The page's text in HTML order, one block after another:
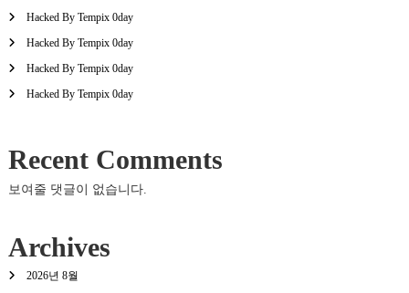
Hacked By Tempix 0day
Hacked By Tempix 0day
Hacked By Tempix 0day
Hacked By Tempix 0day
Recent Comments
보여줄 댓글이 없습니다.
Archives
2026년 8월